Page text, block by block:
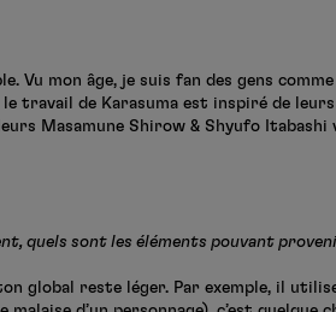
Vu mon âge, je suis fan des gens
travail de Karasuma est inspiré de
Masamune Shirow & Shyufo Itabashi
quels sont les éléments pouvant
ton global reste léger. Par exemple, il